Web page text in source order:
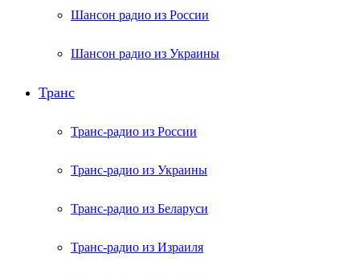
Шансон радио из России
Шансон радио из Украины
Транс
Транс-радио из России
Транс-радио из Украины
Транс-радио из Беларуси
Транс-радио из Израиля